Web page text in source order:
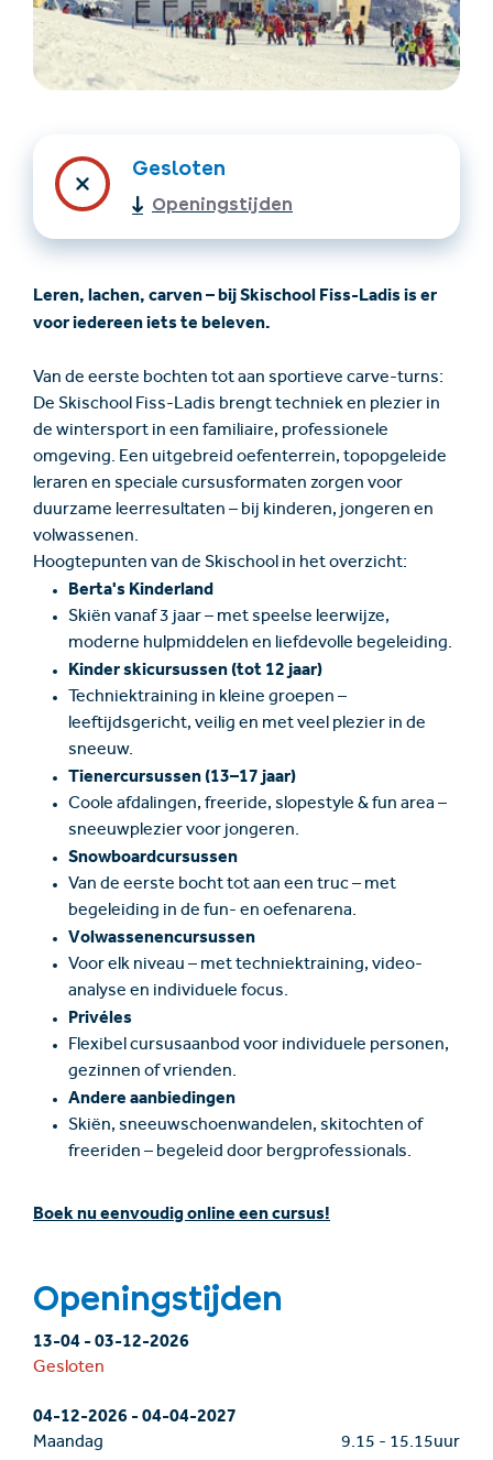
Accommodatie
Ticket- &
info@serfaus-fiss-ladis.at
Gesloten
Openingstijden
Leren, lachen, carven – bij Skischool Fiss-Ladis is er
voor iedereen iets te beleven.
Van de eerste bochten tot aan sportieve carve-turns:
De Skischool Fiss-Ladis brengt techniek en plezier in
de wintersport in een familiaire, professionele
omgeving. Een uitgebreid oefenterrein, topopgeleide
leraren en speciale cursusformaten zorgen voor
duurzame leerresultaten – bij kinderen, jongeren en
volwassenen.
Hoogtepunten van de Skischool in het overzicht:
Berta's Kinderland
Skiën vanaf 3 jaar – met speelse leerwijze,
moderne hulpmiddelen en liefdevolle begeleiding.
Kinder skicursussen (tot 12 jaar)
Techniektraining in kleine groepen –
leeftijdsgericht, veilig en met veel plezier in de
sneeuw.
Tienercursussen (13–17 jaar)
Coole afdalingen, freeride, slopestyle & fun area –
sneeuwplezier voor jongeren.
Snowboardcursussen
Van de eerste bocht tot aan een truc – met
begeleiding in de fun- en oefenarena.
Volwassenencursussen
Voor elk niveau – met techniektraining, video-
analyse en individuele focus.
Privéles
Flexibel cursusaanbod voor individuele personen,
gezinnen of vrienden.
Andere aanbiedingen
Skiën, sneeuwschoenwandelen, skitochten of
freeriden – begeleid door bergprofessionals.
Boek nu eenvoudig online een cursus!
Openingstijden
13-04-03-12-2026
Gesloten
04-12-2026-04-04-2027
Maandag 9.15 - 15.15uur